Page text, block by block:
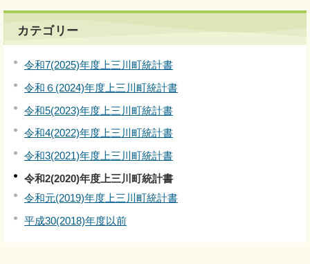
カテゴリー
令和7(2025)年度上三川町統計書
令和６(2024)年度上三川町統計書
令和5(2023)年度上三川町統計書
令和4(2022)年度上三川町統計書
令和3(2021)年度上三川町統計書
令和2(2020)年度上三川町統計書
令和元(2019)年度上三川町統計書
平成30(2018)年度以前